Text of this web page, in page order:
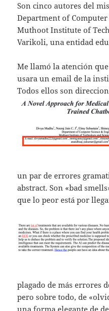
Son cinco autores del
Department of
Muthoot Institute of
Varikoli, una entidad
Me llamó la atención
usara un email de la
Todos ellos son
un par de errores
abstract. Son «bad
que lo peor está por
plagado de más errores
pero sobre todo, de